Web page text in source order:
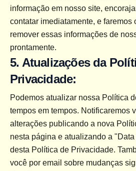
informação em nosso site,
contatar imediatamente, e faremos
remover essas informações de
prontamente.
5. Atualizações da
Privacidade:
Podemos atualizar nossa Política
tempos em tempos. Notificaremos
alterações publicando a nova
nesta página e atualizando a
desta Política de Privacidade.
você por email sobre mudanças